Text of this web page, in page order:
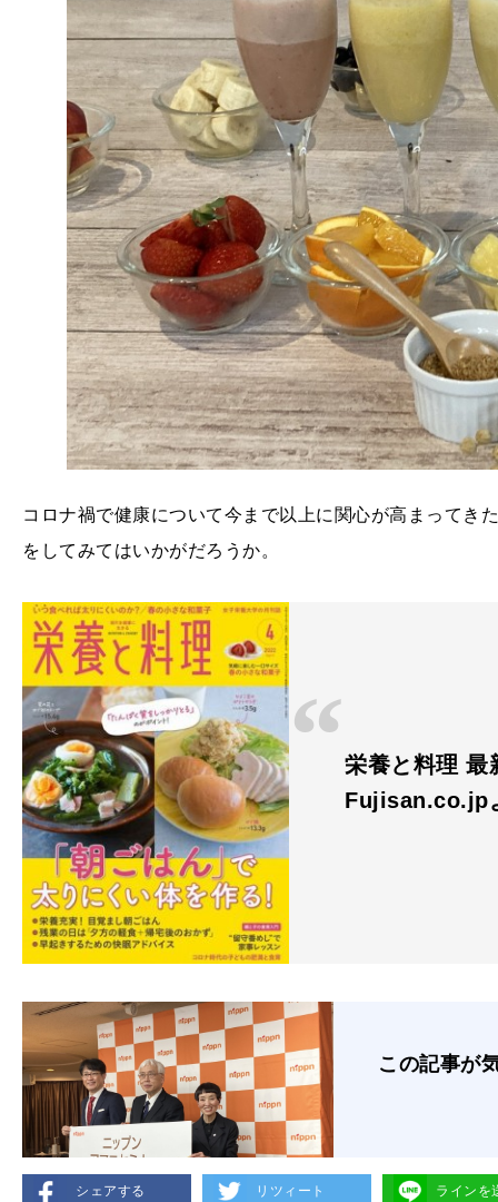
コロナ禍で健康について今まで以上に関心が高まってき
をしてみてはいかがだろうか。
栄養と料理 最
Fujisan.co.jp
この記事が
シェアする リツィート ラインを